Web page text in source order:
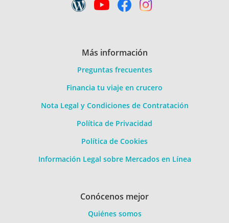
Más información
Preguntas frecuentes
Financia tu viaje en crucero
Nota Legal y Condiciones de Contratación
Política de Privacidad
Política de Cookies
Información Legal sobre Mercados en Línea
Conócenos mejor
Quiénes somos